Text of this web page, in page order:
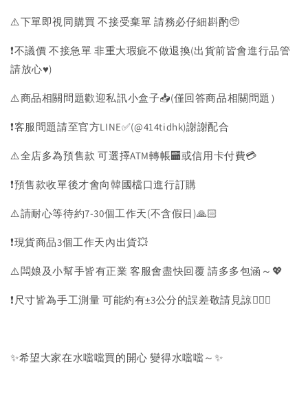
⚠️下單即視同購買 不接受棄單 請務必仔細斟酌🥺
❗️不議價 不接急單 非重大瑕疵不做退換(出貨前皆會進行品管
請放心♥️)
⚠️商品相關問題歡迎私訊小盒子📥(僅回答商品相關問題）
❗️客服問題請至官方LINE✅(@414tidhk)謝謝配合
⚠️全店多為預售款 可選擇ATM轉帳🏧或信用卡付費💳
❗️預售款收單後才會向韓國檔口進行訂購
⚠️請耐心等待約7-30個工作天(不含假日)🙏🏻
❗️現貨商品3個工作天內出貨💥
⚠️闆娘及小幫手皆有正業 客服會盡快回覆 請多多包涵～💖
❗️尺寸皆為手工測量 可能約有±3公分的誤差敬請見諒🙇🏻‍♀️
✨希望大家在水噹噹買的開心 變得水噹噹～✨